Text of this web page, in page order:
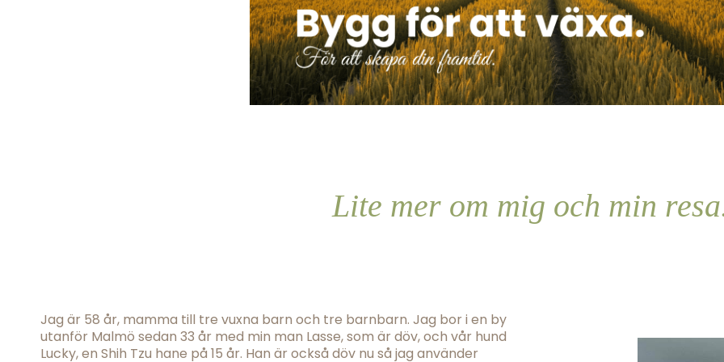
Lite mer om mig och min
Jag är 58 år, mamma till tre vuxna barn och tre barnbarn. Jag bor i en by
utanför Malmö sedan 33 år med min man Lasse, som är döv, och vår hund
Lucky, en Shih Tzu hane på 15 år. Han är också döv nu så jag använder